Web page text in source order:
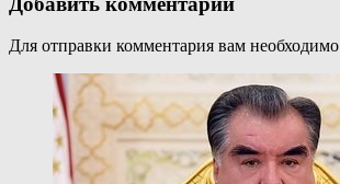
Для отправки комментария вам необходимо